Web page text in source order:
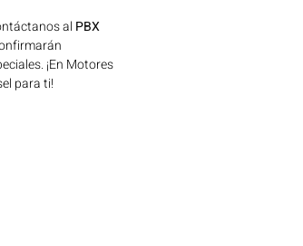
al PBX
¡En Motores
para ti!